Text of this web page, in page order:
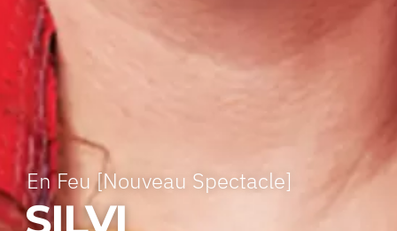
En Feu [Nouveau Spectacle]